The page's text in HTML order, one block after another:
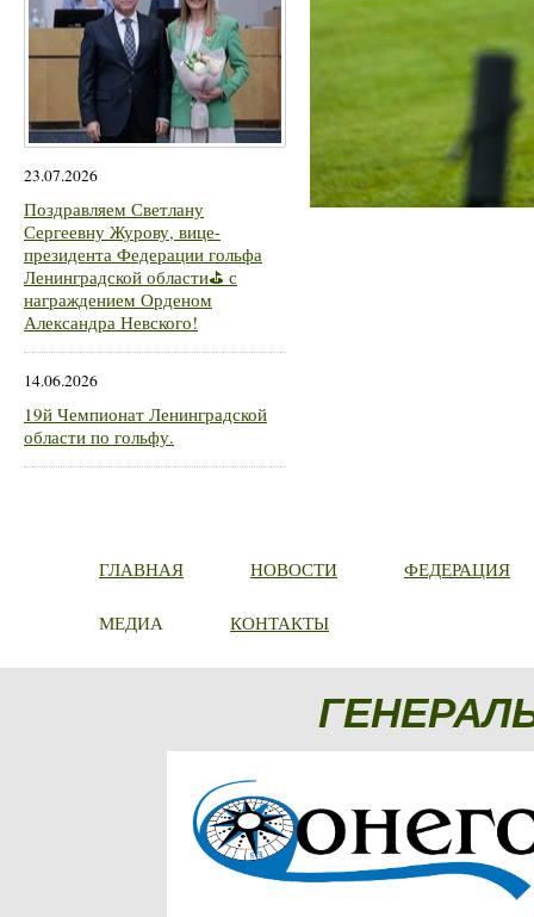
23.07.2026
Поздравляем Светлану
Сергеевну Журову, вице-
президента Федерации гольфа
Ленинградской области⛳ с
награждением Орденом
Александра Невского!
14.06.2026
19й Чемпионат Ленинградской
области по гольфу.
ГЛАВНАЯ НОВОСТИ ФЕДЕРАЦИЯ
МЕДИА КОНТАКТЫ